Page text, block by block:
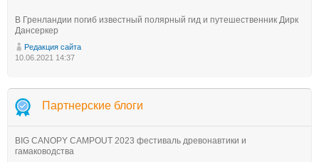
В Гренландии погиб известный полярный гид и путешественник Дирк
Дансеркер
Редакция сайта
10.06.2021 14:37
Партнерские блоги
BIG CANOPY CAMPOUT 2023 фестиваль древонавтики и
гамаководства